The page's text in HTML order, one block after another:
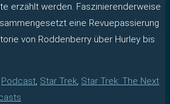
erzählt werden. Faszinierenderweise
eine Revuepassierung
von Roddenberry über Hurley bis
Podcast, Star Trek, Star Trek: The Next